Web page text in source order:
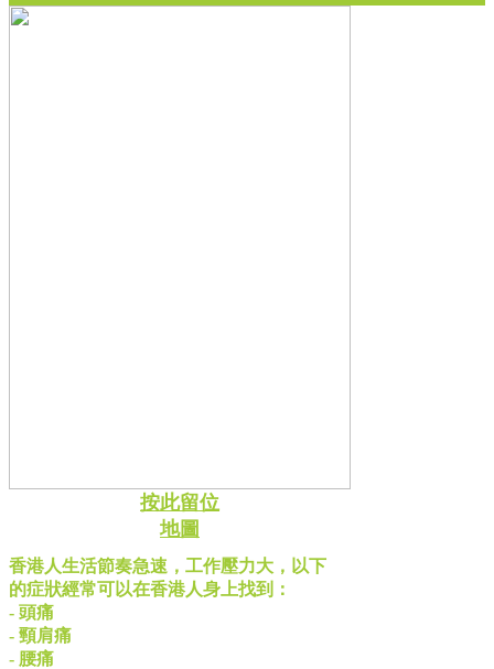
按此留位
地圖
香港人生活節奏急速，工作壓力大，以下
的症狀經常可以在香港人身上找到：
- 頭痛
- 頸肩痛
- 腰痛